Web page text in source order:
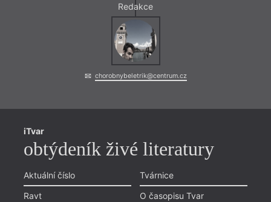
Redakce
chorobnybeletrik@centrum.cz
iTvar
obtýdeník živé literatury
Aktuální číslo
Ravt
Tvárnice
O časopisu Tvar